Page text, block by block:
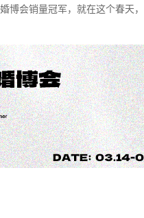
博会销量冠军，就在这个春天